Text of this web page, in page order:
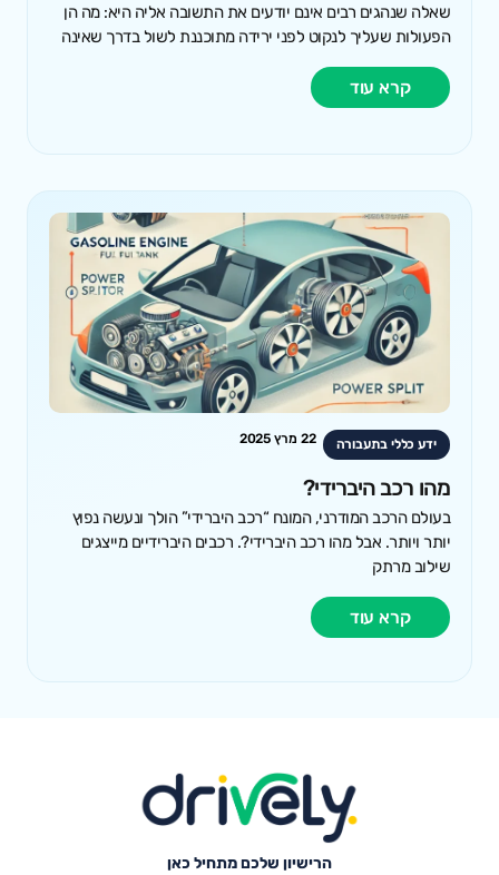
שאלה שנהגים רבים אינם יודעים את התשובה אליה היא: מה הן
הפעולות שעליך לנקוט לפני ירידה מתוכננת לשול בדרך שאינה
קרא עוד
ידע כללי בתעבורה 22 מרץ 2025
מהו רכב היברידי?
בעולם הרכב המודרני, המונח “רכב היברידי” הולך ונעשה נפוץ
יותר ויותר. אבל מהו רכב היברידי?. רכבים היברידיים מייצגים
שילוב מרתק
קרא עוד
הרישיון שלכם מתחיל כאן